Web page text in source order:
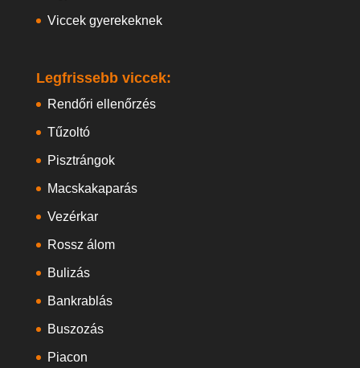
Viccek gyerekeknek
Legfrissebb viccek:
Rendőri ellenőrzés
Tűzoltó
Pisztrángok
Macskakaparás
Vezérkar
Rossz álom
Bulizás
Bankrablás
Buszozás
Piacon